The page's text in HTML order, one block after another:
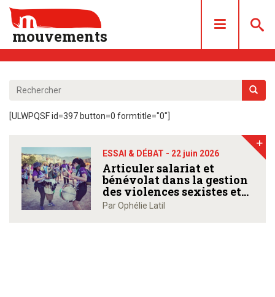
mouvements
LES NUMÉROS
ACHAT/ABONNEMENT
CONTACT
[ULWPQSF id=397 button=0 formtitle="0"]
ESSAI & DÉBAT - 22 juin 2026
Articuler salariat et
bénévolat dans la gestion
des violences sexistes et
sexuelles de son
association
Par Ophélie Latil
+